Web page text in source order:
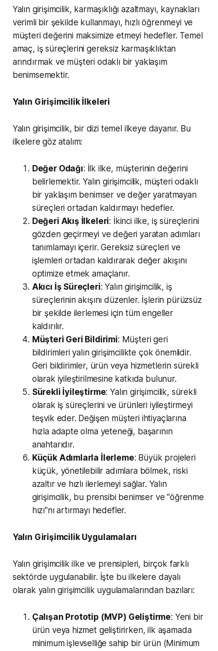
Yalın girişimcilik, karmaşıklığı azaltmayı, kaynakları
verimli bir şekilde kullanmayı, hızlı öğrenmeyi ve
müşteri değerini maksimize etmeyi hedefler. Temel
amaç, iş süreçlerini gereksiz karmaşıklıktan
arındırmak ve müşteri odaklı bir yaklaşım
benimsemektir.
Yalın Girişimcilik İlkeleri
Yalın girişimcilik, bir dizi temel ilkeye dayanır. Bu
ilkelere göz atalım:
Değer Odağı: İlk ilke, müşterinin değerini
belirlemektir. Yalın girişimcilik, müşteri odaklı
bir yaklaşım benimser ve değer yaratmayan
süreçleri ortadan kaldırmayı hedefler.
Değeri Akış İlkeleri: İkinci ilke, iş süreçlerini
gözden geçirmeyi ve değeri yaratan adımları
tanımlamayı içerir. Gereksiz süreçleri ve
işlemleri ortadan kaldırarak değer akışını
optimize etmek amaçlanır.
Akıcı İş Süreçleri: Yalın girişimcilik, iş
süreçlerinin akışını düzenler. İşlerin pürüzsüz
bir şekilde ilerlemesi için tüm engeller
kaldırılır.
Müşteri Geri Bildirimi: Müşteri geri
bildirimleri yalın girişimcilikte çok önemlidir.
Geri bildirimler, ürün veya hizmetlerin sürekli
olarak iyileştirilmesine katkıda bulunur.
Sürekli İyileştirme: Yalın girişimcilik, sürekli
olarak iş süreçlerini ve ürünleri iyileştirmeyi
teşvik eder. Değişen müşteri ihtiyaçlarına
hızla adapte olma yeteneği, başarının
anahtarıdır.
Küçük Adımlarla İlerleme: Büyük projeleri
küçük, yönetilebilir adımlara bölmek, riski
azaltır ve hızlı ilerlemeyi sağlar. Yalın
girişimcilik, bu prensibi benimser ve "öğrenme
hızı"nı artırmayı hedefler.
Yalın Girişimcilik Uygulamaları
Yalın girişimcilik ilke ve prensipleri, birçok farklı
sektörde uygulanabilir. İşte bu ilkelere dayalı
olarak yalın girişimcilik uygulamalarından bazıları:
Çalışan Prototip (MVP) Geliştirme: Yeni bir
ürün veya hizmet geliştirirken, ilk aşamada
minimum işlevselliğe sahip bir ürün (Minimum